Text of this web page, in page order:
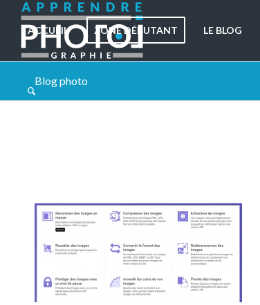
ACCUEIL ZONE DÉBUTANT LE BLOG
Blog photo